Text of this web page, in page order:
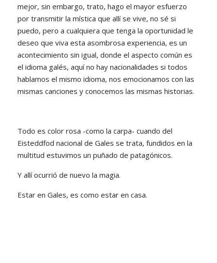
mejor, sin embargo, trato, hago el mayor esfuerzo
por transmitir la mística que allí se vive, no sé si
puedo, pero a cualquiera que tenga la oportunidad le
deseo que viva esta asombrosa experiencia, es un
acontecimiento sin igual, donde el aspecto común es
el idioma galés, aquí no hay nacionalidades si todos
hablamos el mismo idioma, nos emocionamos con las
mismas canciones y conocemos las mismas historias.
Todo es color rosa -como la carpa- cuando del
Eisteddfod nacional de Gales se trata, fundidos en la
multitud estuvimos un puñado de patagónicos.
Y allí ocurrió de nuevo la magia.
Estar en Gales, es como estar en casa.